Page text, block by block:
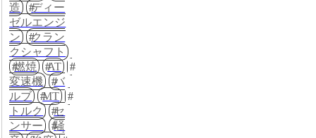
造
ディー
ゼルエンジ
ン
クラン
クシャフト
燃焼
AT
変速機
バ
ルブ
MT
トルク
セ
ンサー
騒